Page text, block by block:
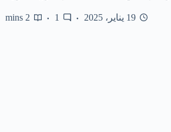
19 يناير، 2025 1
2 mins